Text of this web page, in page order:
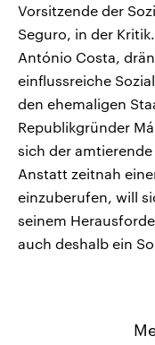
Vorsitzende der
Seguro, in der
António Costa,
einflussreiche
den ehemaligen
Republikgründer
sich der
Anstatt zeitnah
einzuberufen, will
seinem
auch deshalb ein